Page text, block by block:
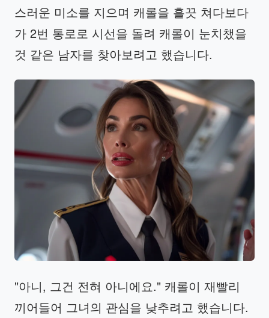
스러운 미소를 지으며 캐롤을 흘끗 쳐다보다
가 2번 통로로 시선을 돌려 캐롤이 눈치챘을
것 같은 남자를 찾아보려고 했습니다.
"아니, 그건 전혀 아니에요." 캐롤이 재빨리
끼어들어 그녀의 관심을 낮추려고 했습니다.